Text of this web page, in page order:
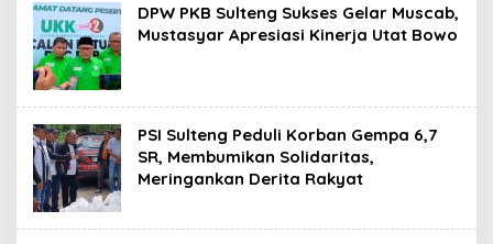
DPW PKB Sulteng Sukses Gelar Muscab,
Mustasyar Apresiasi Kinerja Utat Bowo
PSI Sulteng Peduli Korban Gempa 6,7
SR, Membumikan Solidaritas,
Meringankan Derita Rakyat